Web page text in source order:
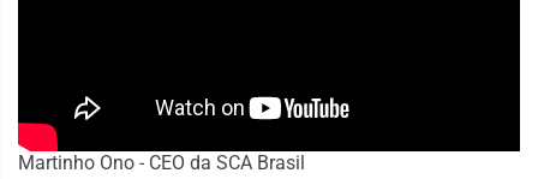
Martinho Ono - CEO da SCA Brasil